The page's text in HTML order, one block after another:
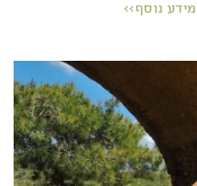
לכל המשפחה.
שמחפש חבר, ועל
כשהוא חולה, על
מוליד חברות אמיצה
על כוחה של נתינה,
נוסף>>